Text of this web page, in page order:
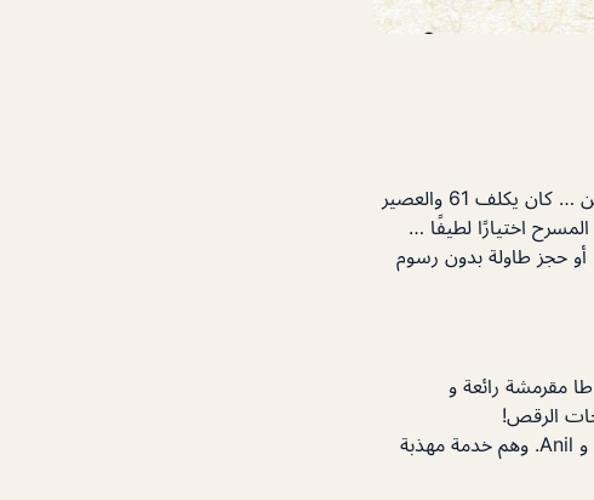
يجب أن تجرب بيرغر مع البيض ولحم الخنزير المقدد استمتعت الاختبار وكان جزء كبير من … كان يكلف 61 والعصير
المسرح اختيارًا لطيفًا …
تفاعلي جيد مع الجمهور يجعلون الوقت يستحق الخدمة كانت ممتازة. رسوم الدخول 65 أو حجز طاولة بدون رسوم
مقرمشة رائعة و
هذه هي زيارتي الأولى في هذا البار ، لقد كان شعورًا رائعًا وخدمة رائعة من قبل venkat و Anil. وهم خدمة مهذبة